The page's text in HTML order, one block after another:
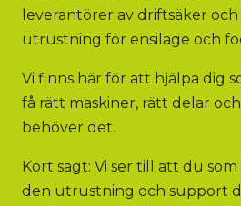
leverantörer av driftsäker
utrustning för ensilage och
Vi finns här för att hjälpa dig
få rätt maskiner, rätt delar
behöver det.
Kort sagt: Vi ser till att du
den utrustning och support